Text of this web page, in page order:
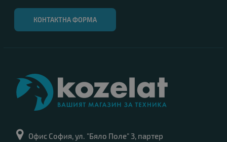
КОНТАКТНА ФОРМА
Офис София, ул. "Бяло Поле" 3, партер